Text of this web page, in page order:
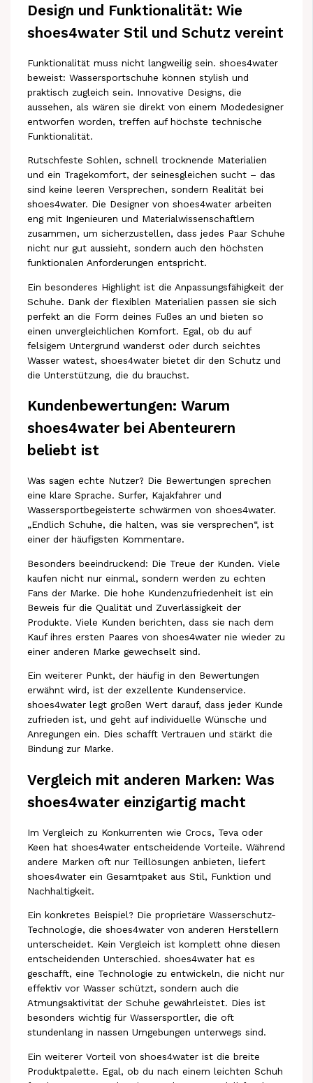
Design und Funktionalität: Wie
shoes4water Stil und Schutz vereint
Funktionalität muss nicht langweilig sein. shoes4water
beweist: Wassersportschuhe können stylish und
praktisch zugleich sein. Innovative Designs, die
aussehen, als wären sie direkt von einem Modedesigner
entworfen worden, treffen auf höchste technische
Funktionalität.
Rutschfeste Sohlen, schnell trocknende Materialien
und ein Tragekomfort, der seinesgleichen sucht – das
sind keine leeren Versprechen, sondern Realität bei
shoes4water. Die Designer von shoes4water arbeiten
eng mit Ingenieuren und Materialwissenschaftlern
zusammen, um sicherzustellen, dass jedes Paar Schuhe
nicht nur gut aussieht, sondern auch den höchsten
funktionalen Anforderungen entspricht.
Ein besonderes Highlight ist die Anpassungsfähigkeit der
Schuhe. Dank der flexiblen Materialien passen sie sich
perfekt an die Form deines Fußes an und bieten so
einen unvergleichlichen Komfort. Egal, ob du auf
felsigem Untergrund wanderst oder durch seichtes
Wasser watest, shoes4water bietet dir den Schutz und
die Unterstützung, die du brauchst.
Kundenbewertungen: Warum
shoes4water bei Abenteurern
beliebt ist
Was sagen echte Nutzer? Die Bewertungen sprechen
eine klare Sprache. Surfer, Kajakfahrer und
Wassersportbegeisterte schwärmen von shoes4water.
„Endlich Schuhe, die halten, was sie versprechen“, ist
einer der häufigsten Kommentare.
Besonders beeindruckend: Die Treue der Kunden. Viele
kaufen nicht nur einmal, sondern werden zu echten
Fans der Marke. Die hohe Kundenzufriedenheit ist ein
Beweis für die Qualität und Zuverlässigkeit der
Produkte. Viele Kunden berichten, dass sie nach dem
Kauf ihres ersten Paares von shoes4water nie wieder zu
einer anderen Marke gewechselt sind.
Ein weiterer Punkt, der häufig in den Bewertungen
erwähnt wird, ist der exzellente Kundenservice.
shoes4water legt großen Wert darauf, dass jeder Kunde
zufrieden ist, und geht auf individuelle Wünsche und
Anregungen ein. Dies schafft Vertrauen und stärkt die
Bindung zur Marke.
Vergleich mit anderen Marken: Was
shoes4water einzigartig macht
Im Vergleich zu Konkurrenten wie Crocs, Teva oder
Keen hat shoes4water entscheidende Vorteile. Während
andere Marken oft nur Teillösungen anbieten, liefert
shoes4water ein Gesamtpaket aus Stil, Funktion und
Nachhaltigkeit.
Ein konkretes Beispiel? Die proprietäre Wasserschutz-
Technologie, die shoes4water von anderen Herstellern
unterscheidet. Kein Vergleich ist komplett ohne diesen
entscheidenden Unterschied. shoes4water hat es
geschafft, eine Technologie zu entwickeln, die nicht nur
effektiv vor Wasser schützt, sondern auch die
Atmungsaktivität der Schuhe gewährleistet. Dies ist
besonders wichtig für Wassersportler, die oft
stundenlang in nassen Umgebungen unterwegs sind.
Ein weiterer Vorteil von shoes4water ist die breite
Produktpalette. Egal, ob du nach einem leichten Schuh